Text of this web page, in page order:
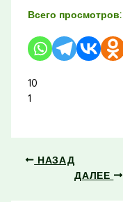
Всего просмотров:
10
1
НАЗАД
ДАЛЕЕ